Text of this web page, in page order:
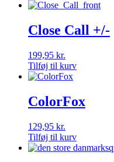
Close Call +/-
199,95 kr.
Tilføj til kurv
ColorFox
129,95 kr.
Tilføj til kurv